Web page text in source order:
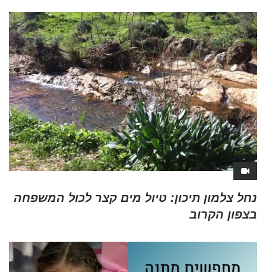
נחל צלמון תיכון: טיול מים קצר לכול המשפחה
בצפון הקרוב